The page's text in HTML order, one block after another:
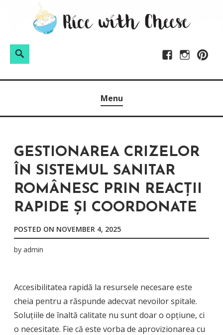
FacebookInstagram
Search
Menu
GESTIONAREA CRIZELOR
ÎN SISTEMUL SANITAR
ROMÂNESC PRIN REACȚII
RAPIDE ȘI COORDONATE
POSTED ON NOVEMBER 4, 2025
by admin
Accesibilitatea rapidă la resursele necesare este
cheia pentru a răspunde adecvat nevoilor spitale.
Soluțiile de înaltă calitate nu sunt doar o opțiune, ci
o necesitate. Fie că este vorba de aprovizionarea cu